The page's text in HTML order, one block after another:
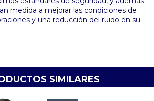
medida a mejorar las condiciones de
y una reducción del ruido en su
SIMILARES